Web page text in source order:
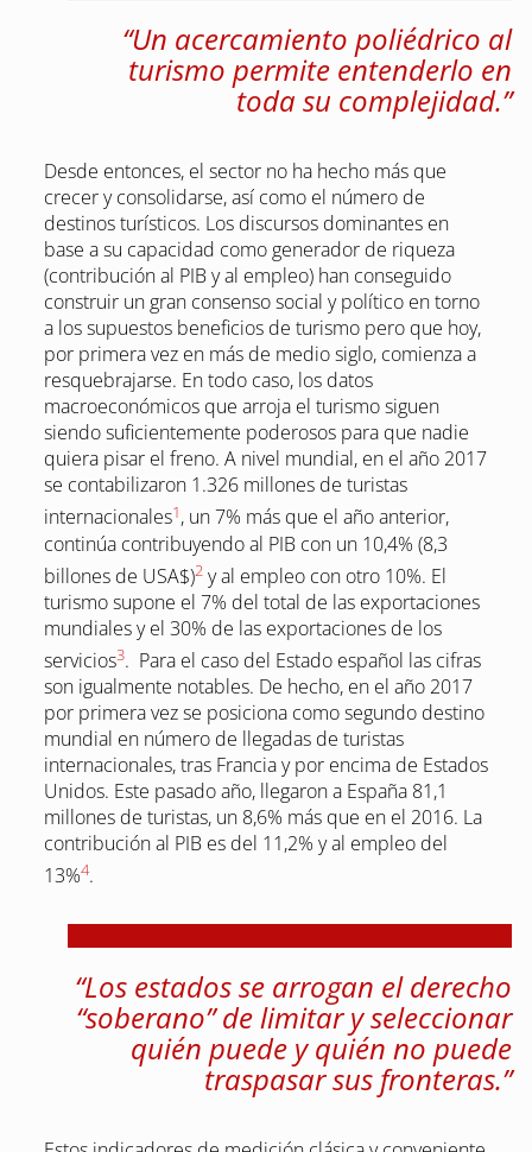
“Un acercamiento poliédrico al
turismo permite entenderlo en
toda su complejidad.”
Desde entonces, el sector no ha hecho más que
crecer y consolidarse, así como el número de
destinos turísticos. Los discursos dominantes en
base a su capacidad como generador de riqueza
(contribución al PIB y al empleo) han conseguido
construir un gran consenso social y político en torno
a los supuestos beneficios de turismo pero que hoy,
por primera vez en más de medio siglo, comienza a
resquebrajarse. En todo caso, los datos
macroeconómicos que arroja el turismo siguen
siendo suficientemente poderosos para que nadie
quiera pisar el freno. A nivel mundial, en el año 2017
se contabilizaron 1.326 millones de turistas
internacionales1, un 7% más que el año anterior,
continúa contribuyendo al PIB con un 10,4% (8,3
billones de USA$)2y al empleo con otro 10%. El
turismo supone el 7% del total de las exportaciones
mundiales y el 30% de las exportaciones de los
servicios3. Para el caso del Estado español las cifras
son igualmente notables. De hecho, en el año 2017
por primera vez se posiciona como segundo destino
mundial en número de llegadas de turistas
internacionales, tras Francia y por encima de Estados
Unidos. Este pasado año, llegaron a España 81,1
millones de turistas, un 8,6% más que en el 2016. La
contribución al PIB es del 11,2% y al empleo del
13%4.
“Los estados se arrogan el derecho
“soberano” de limitar y seleccionar
quién puede y quién no puede
traspasar sus fronteras.”